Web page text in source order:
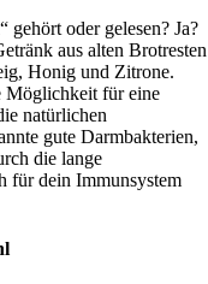
oder gelesen? Ja?
aus alten Brotresten
Honig und Zitrone.
Möglichkeit für eine
natürlichen
gute Darmbakterien,
die lange
für dein Immunsystem